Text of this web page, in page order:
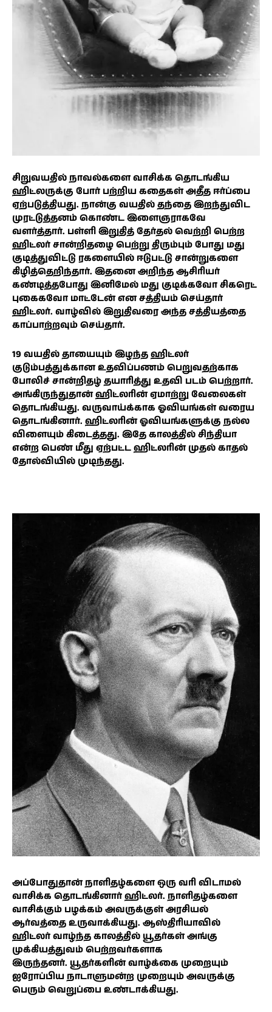
சிறுவயதில் நாவல்களை வாசிக்க தொடங்கிய
ஹிட்லருக்கு போர் பற்றிய கதைகள் அதீத ஈர்ப்பை
ஏற்படுத்தியது. நான்கு வயதில் தந்தை இறந்துவிட
முரட்டுத்தனம் கொண்ட இளைஞராகவே
வளர்த்தார். பள்ளி இறுதித் தேர்தல் வெற்றி பெற்ற
ஹிட்லர் சான்றிதழை பெற்று திரும்பும் போது மது
குடித்துவிட்டு ரகளையில் ஈடுபட்டு சான்றுகளை
கிழித்தெறிந்தார். இதனை அறிந்த ஆசிரியர்
கண்டித்தபோது இனிமேல் மது குடிக்கவோ சிகரெட்
புகைகவோ மாட்டேன் என சத்தியம் செய்தார்
ஹிட்லர். வாழ்வில் இறுதிவரை அந்த சத்தியத்தை
காப்பாற்றவும் செய்தார்.
19 வயதில் தாயையும் இழந்த ஹிட்லர்
குடும்பத்துக்கான உதவிப்பணம் பெறுவதற்காக
போலிச் சான்றிதழ் தயாரித்து உதவி படம் பெற்றார்.
அங்கிருந்துதான் ஹிட்லரின் ஏமாற்று வேலைகள்
தொடங்கியது. வருவாய்க்காக ஓவியங்கள் வரைய
தொடங்கினார். ஹிட்லரின் ஓவியங்களுக்கு நல்ல
விளையும் கிடைத்தது. இதே காலத்தில் சிந்தியா
என்ற பெண் மீது ஏற்பட்ட ஹிட்லரின் முதல் காதல்
தோல்வியில் முடிந்தது.
அப்போதுதான் நாளிதழ்களை ஒரு வரி விடாமல்
வாசிக்க தொடங்கினார் ஹிட்லர். நாளிதழ்களை
வாசிக்கும் பழக்கம் அவருக்குள் அரசியல்
ஆர்வத்தை உருவாக்கியது. ஆஸ்திரியாவில்
ஹிட்லர் வாழ்ந்த காலத்தில் யூதர்கள் அங்கு
முக்கியத்துவம் பெற்றவர்களாக
இருந்தனர். யூதர்களின் வாழ்க்கை முறையும்
ஐரோப்பிய நாடாளுமன்ற முறையும் அவருக்கு
பெரும் வெறுப்பை உண்டாக்கியது.